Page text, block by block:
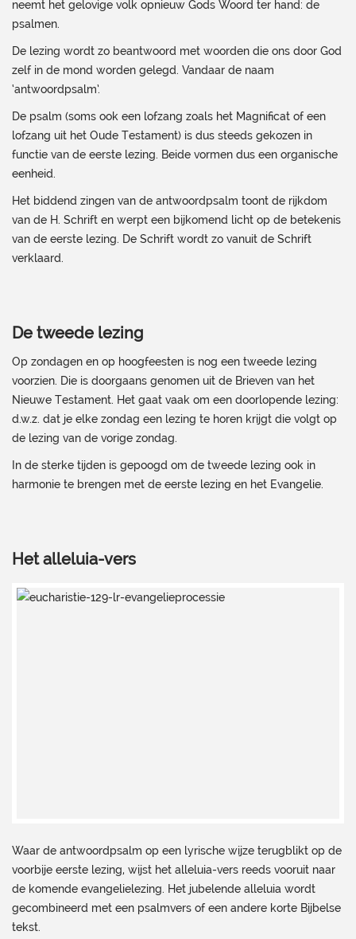
neemt het gelovige volk opnieuw Gods Woord ter hand: de
psalmen.
De lezing wordt zo beantwoord met woorden die ons door God
zelf in de mond worden gelegd. Vandaar de naam
‘antwoordpsalm’.
De psalm (soms ook een lofzang zoals het Magnificat of een
lofzang uit het Oude Testament) is dus steeds gekozen in
functie van de eerste lezing. Beide vormen dus een organische
eenheid.
Het biddend zingen van de antwoordpsalm toont de rijkdom
van de H. Schrift en werpt een bijkomend licht op de betekenis
van de eerste lezing. De Schrift wordt zo vanuit de Schrift
verklaard.
De tweede lezing
Op zondagen en op hoogfeesten is nog een tweede lezing
voorzien. Die is doorgaans genomen uit de Brieven van het
Nieuwe Testament. Het gaat vaak om een doorlopende lezing:
d.w.z. dat je elke zondag een lezing te horen krijgt die volgt op
de lezing van de vorige zondag.
In de sterke tijden is gepoogd om de tweede lezing ook in
harmonie te brengen met de eerste lezing en het Evangelie.
Het alleluia-vers
Waar de antwoordpsalm op een lyrische wijze terugblikt op de
voorbije eerste lezing, wijst het alleluia-vers reeds vooruit naar
de komende evangelielezing. Het jubelende alleluia wordt
gecombineerd met een psalmvers of een andere korte Bijbelse
tekst.